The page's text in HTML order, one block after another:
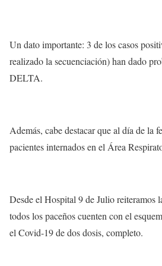
Un dato importante: 3 de los casos
realizado la secuenciación) han dado
DELTA.
Además, cabe destacar que al día de la
pacientes internados en el Área
Desde el Hospital 9 de Julio reiteramos
todos los paceños cuenten con el
el Covid-19 de dos dosis, completo.